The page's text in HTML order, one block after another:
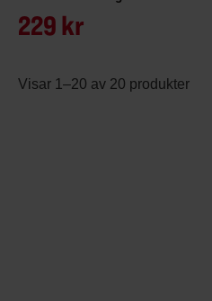
229 kr
Visar 1–20 av 20 produkter